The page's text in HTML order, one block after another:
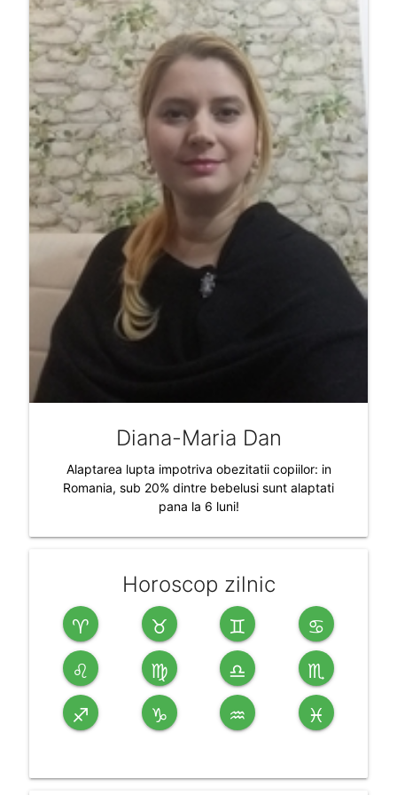
Diana-Maria Dan
Alaptarea lupta impotriva obezitatii copiilor: in
Romania, sub 20% dintre bebelusi sunt alaptati
pana la 6 luni!
Horoscop zilnic
♈ ♉ ♊ ♋
♌ ♍ ♎ ♏
♐ ♑ ♒ ♓